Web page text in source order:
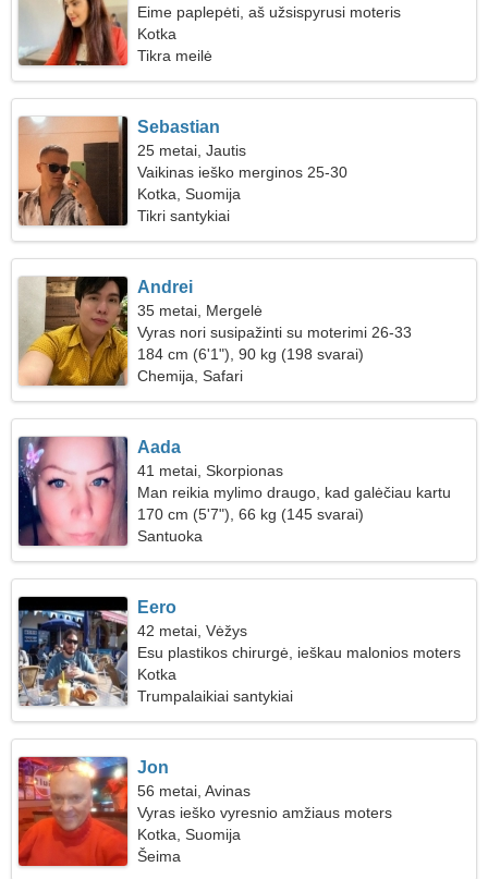
Eime paplepėti, aš užsispyrusi moteris
Kotka
Tikra meilė
Sebastian
25 metai, Jautis
Vaikinas ieško merginos 25-30
Kotka, Suomija
Tikri santykiai
Andrei
35 metai, Mergelė
Vyras nori susipažinti su moterimi 26-33
184 cm (6'1"), 90 kg (198 svarai)
Chemija, Safari
Aada
41 metai, Skorpionas
Man reikia mylimo draugo, kad galėčiau kartu
slidinėti
170 cm (5'7"), 66 kg (145 svarai)
Santuoka
Eero
42 metai, Vėžys
Esu plastikos chirurgė, ieškau malonios moters
Kotka
Trumpalaikiai santykiai
Jon
56 metai, Avinas
Vyras ieško vyresnio amžiaus moters
Kotka, Suomija
Šeima